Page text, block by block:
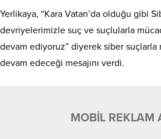
Yerlikaya, “Kara Vatan’da olduğu gibi
devriyelerimizle suç ve suçlularla
devam ediyoruz” diyerek siber suçlarla
devam edeceği mesajını verdi.
MOBİL REKLAM